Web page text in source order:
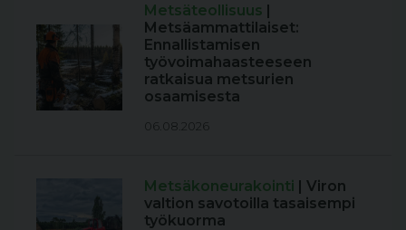
Metsäteollisuus |
Metsäammattilaiset:
Ennallistamisen
työvoimahaasteeseen
ratkaisua metsurien
osaamisesta
06.08.2026
Metsäkoneurakointi | Viron
valtion savotoilla tasaisempi
työkuorma